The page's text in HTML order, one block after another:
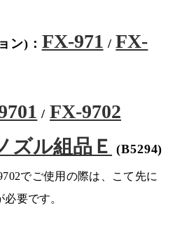
ン)： FX-971 /FX-
/FX-9702
ズル組品Ｅ (B5294)
でご使用の際は、こて先に
要です。